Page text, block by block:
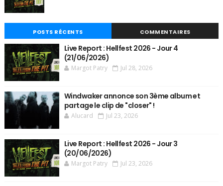
POSTS RÉCENTS COMMENTAIRES
Live Report : Hellfest 2026 - Jour 4
(21/06/2026)
Margot Patry Jul 28, 2026
Windwaker annonce son 3ème album et
partage le clip de "closer" !
Alucard Jul 23, 2026
Live Report : Hellfest 2026 - Jour 3
(20/06/2026)
Margot Patry Jul 23, 2026